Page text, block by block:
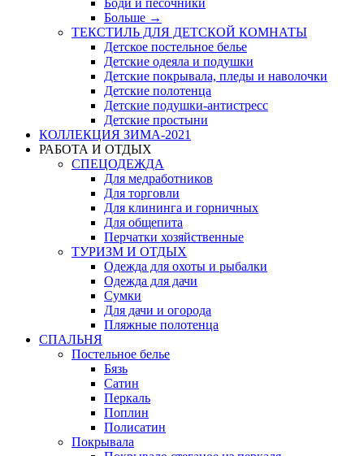
Боди и песочники
Больше →
ТЕКСТИЛЬ ДЛЯ ДЕТСКОЙ КОМНАТЫ
Детское постельное белье
Детские одеяла и подушки
Детские покрывала, пледы и наволочки
Детские полотенца
Детские подушки-антистресс
Детские простыни
КОЛЛЕКЦИЯ ЗИМА-2021
РАБОТА И ОТДЫХ
СПЕЦОДЕЖДА
Для медработников
Для торговли
Для клининга и горничных
Для общепита
Перчатки хозяйственные
ТУРИЗМ И ОТДЫХ
Одежда для охоты и рыбалки
Одежда для дачи
Сумки
Для дачи и огорода
Пляжные полотенца
СПАЛЬНЯ
Постельное белье
Бязь
Сатин
Перкаль
Поплин
Полисатин
Покрывала